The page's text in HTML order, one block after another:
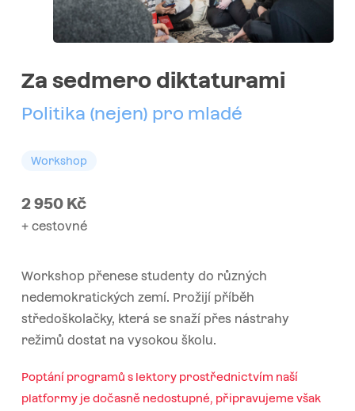
Za sedmero diktaturami
Politika (nejen) pro mladé
Workshop
2 950 Kč
+ cestovné
Workshop přenese studenty do různých
nedemokratických zemí. Prožijí příběh
středoškolačky, která se snaží přes nástrahy
režimů dostat na vysokou školu.
Poptání programů s lektory prostřednictvím naší
platformy je dočasně nedostupné, připravujeme však